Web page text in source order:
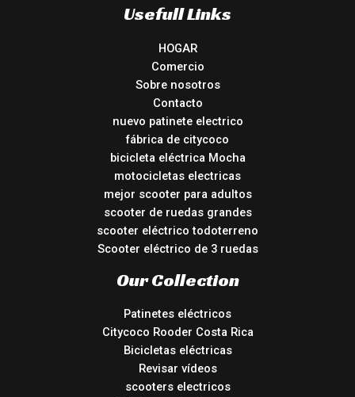
Usefull Links
HOGAR
Comercio
Sobre nosotros
Contacto
nuevo patinete electrico
fábrica de citycoco
bicicleta eléctrica Mocha
motocicletas electricas
mejor scooter para adultos
scooter de ruedas grandes
scooter eléctrico todoterreno
Scooter eléctrico de 3 ruedas
Our Collection
Patinetes eléctricos
Citycoco Rooder Costa Rica
Bicicletas eléctricas
Revisar vídeos
scooters electricos